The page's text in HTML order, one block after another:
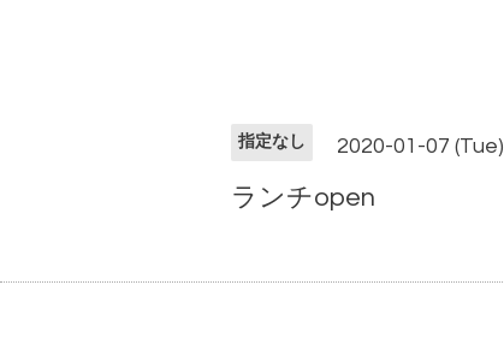
指定なし 2020-01-07 (Tue)
ランチopen